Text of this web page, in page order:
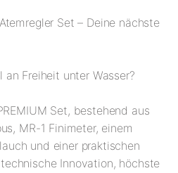
Set – Deine nächste
Freiheit unter Wasser?
Set, bestehend aus
MR-1 Finimeter, einem
und einer praktischen
Innovation, höchste